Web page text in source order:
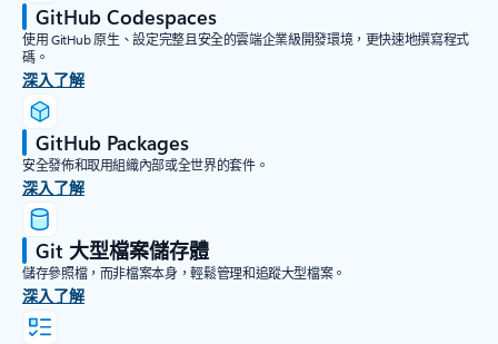
GitHub Codespaces
使用 GitHub 原生、設定完整且安全的雲端企業級開發環境，更快速地撰寫程式
碼。
深入了解
GitHub Packages
安全發佈和取用組織內部或全世界的套件。
深入了解
Git 大型檔案儲存體
儲存參照檔，而非檔案本身，輕鬆管理和追蹤大型檔案。
深入了解